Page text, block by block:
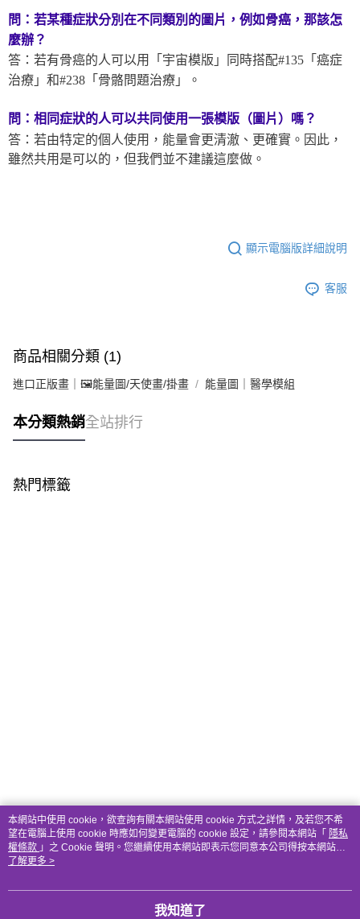
問：若某種症狀分別在不同類別的圖片，例如骨癌，那該怎
麼辦？
答：若有骨癌的人可以用「宇宙模版」同時搭配#135「癌症
治療」和#238「骨骼問題治療」。
問：相同症狀的人可以共同使用一張模版（圖片）嗎？
答：若由特定的個人使用，能量會更清澈、更確實。因此，
雖然共用是可以的，但我們並不建議這麼做。
顯示電腦版詳細說明
客服
商品相關分類 (1)
進口正版畫｜🖼️能量圖/天使畫/掛畫 能量圖｜醫學模組
本分類熱銷全站排行
熱門標籤
本網站中使用 cookie，欲查詢有關本網站使用 cookie 方式之詳情，及若您不希
望在電腦上使用 cookie 時應如何變更電腦的 cookie 設定，請參閱本網站「 隱私
權條款 」之 Cookie 聲明。您繼續使用本網站即表示您同意本公司得按本網站使
用條款之 Cookie 聲明使用 cookie。
了解更多 >
我知道了